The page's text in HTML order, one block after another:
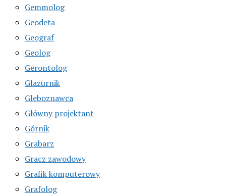
Gemmolog
Geodeta
Geograf
Geolog
Gerontolog
Glazurnik
Gleboznawca
Główny projektant
Górnik
Grabarz
Gracz zawodowy
Grafik komputerowy
Grafolog